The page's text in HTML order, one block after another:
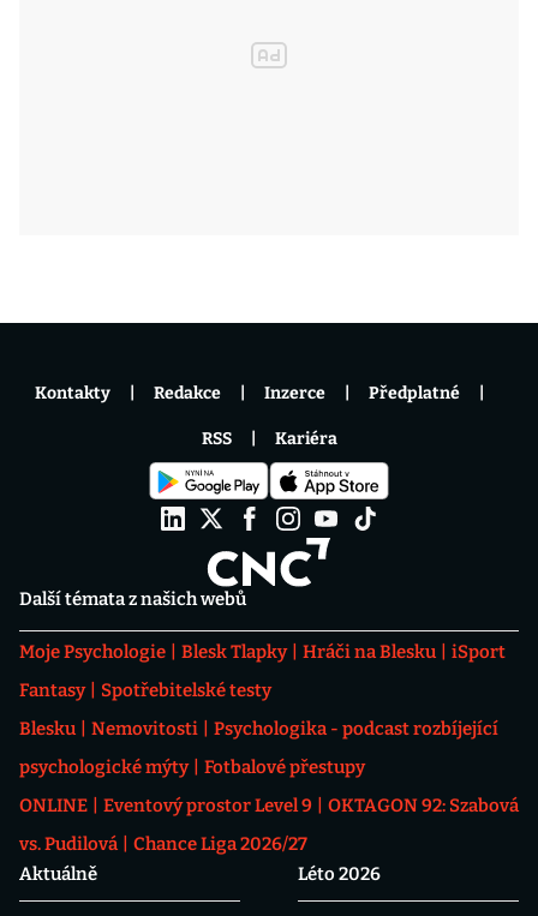
Další témata z našich webů
Moje Psychologie Blesk Tlapky Hráči na Blesku
iSport
Fantasy
Spotřebitelské testy
Blesku
Nemovitosti
Psychologika - podcast rozbíjející
psychologické mýty
Fotbalové přestupy
ONLINE
Eventový prostor Level 9
OKTAGON 92: Szabová
vs. Pudilová
Chance Liga 2026/27
Aktuálně
Léto 2026
Kontakty Redakce Inzerce Předplatné
RSS Kariéra